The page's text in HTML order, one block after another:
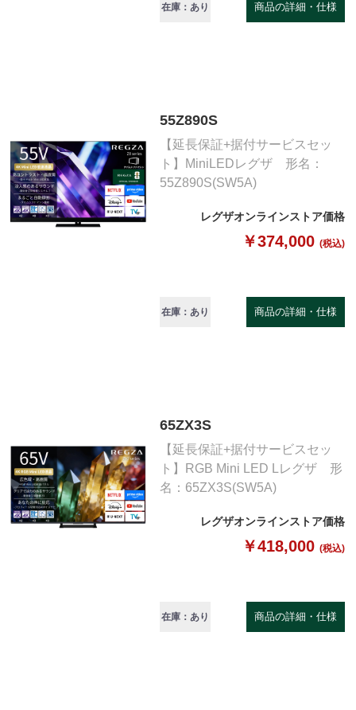
在庫：あり 商品の詳細・仕様
55Z890S
【延長保証+据付サービスセッ
ト】MiniLEDレグザ 形名：
55Z890S(SW5A)
レグザオンラインストア価格
￥374,000 (税込)
在庫：あり 商品の詳細・仕様
65ZX3S
【延長保証+据付サービスセッ
ト】RGB Mini LED Lレグザ 形
名：65ZX3S(SW5A)
レグザオンラインストア価格
￥418,000 (税込)
在庫：あり 商品の詳細・仕様